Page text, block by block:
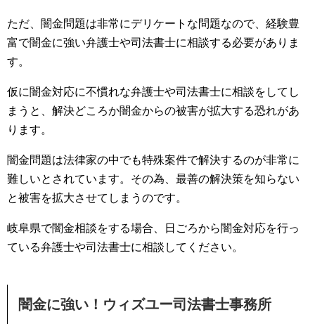
ただ、闇金問題は非常にデリケートな問題なので、経験豊
富で闇金に強い弁護士や司法書士に相談する必要がありま
す。
仮に闇金対応に不慣れな弁護士や司法書士に相談をしてし
まうと、解決どころか闇金からの被害が拡大する恐れがあ
ります。
闇金問題は法律家の中でも特殊案件で解決するのが非常に
難しいとされています。その為、最善の解決策を知らない
と被害を拡大させてしまうのです。
岐阜県で闇金相談をする場合、日ごろから闇金対応を行っ
ている弁護士や司法書士に相談してください。
闇金に強い！ウィズユー司法書士事務所